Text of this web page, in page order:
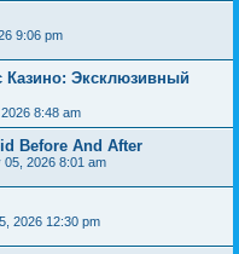
9:06 pm
Казино: Эксклюзивный
8:48 am
Before And After
05, 2026 8:01 am
2026 12:30 pm